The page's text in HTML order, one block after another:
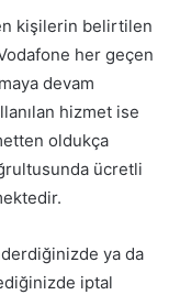
kişilerin belirtilen
her geçen
devam
hizmet ise
oldukça
ücretli
ya da
iptal